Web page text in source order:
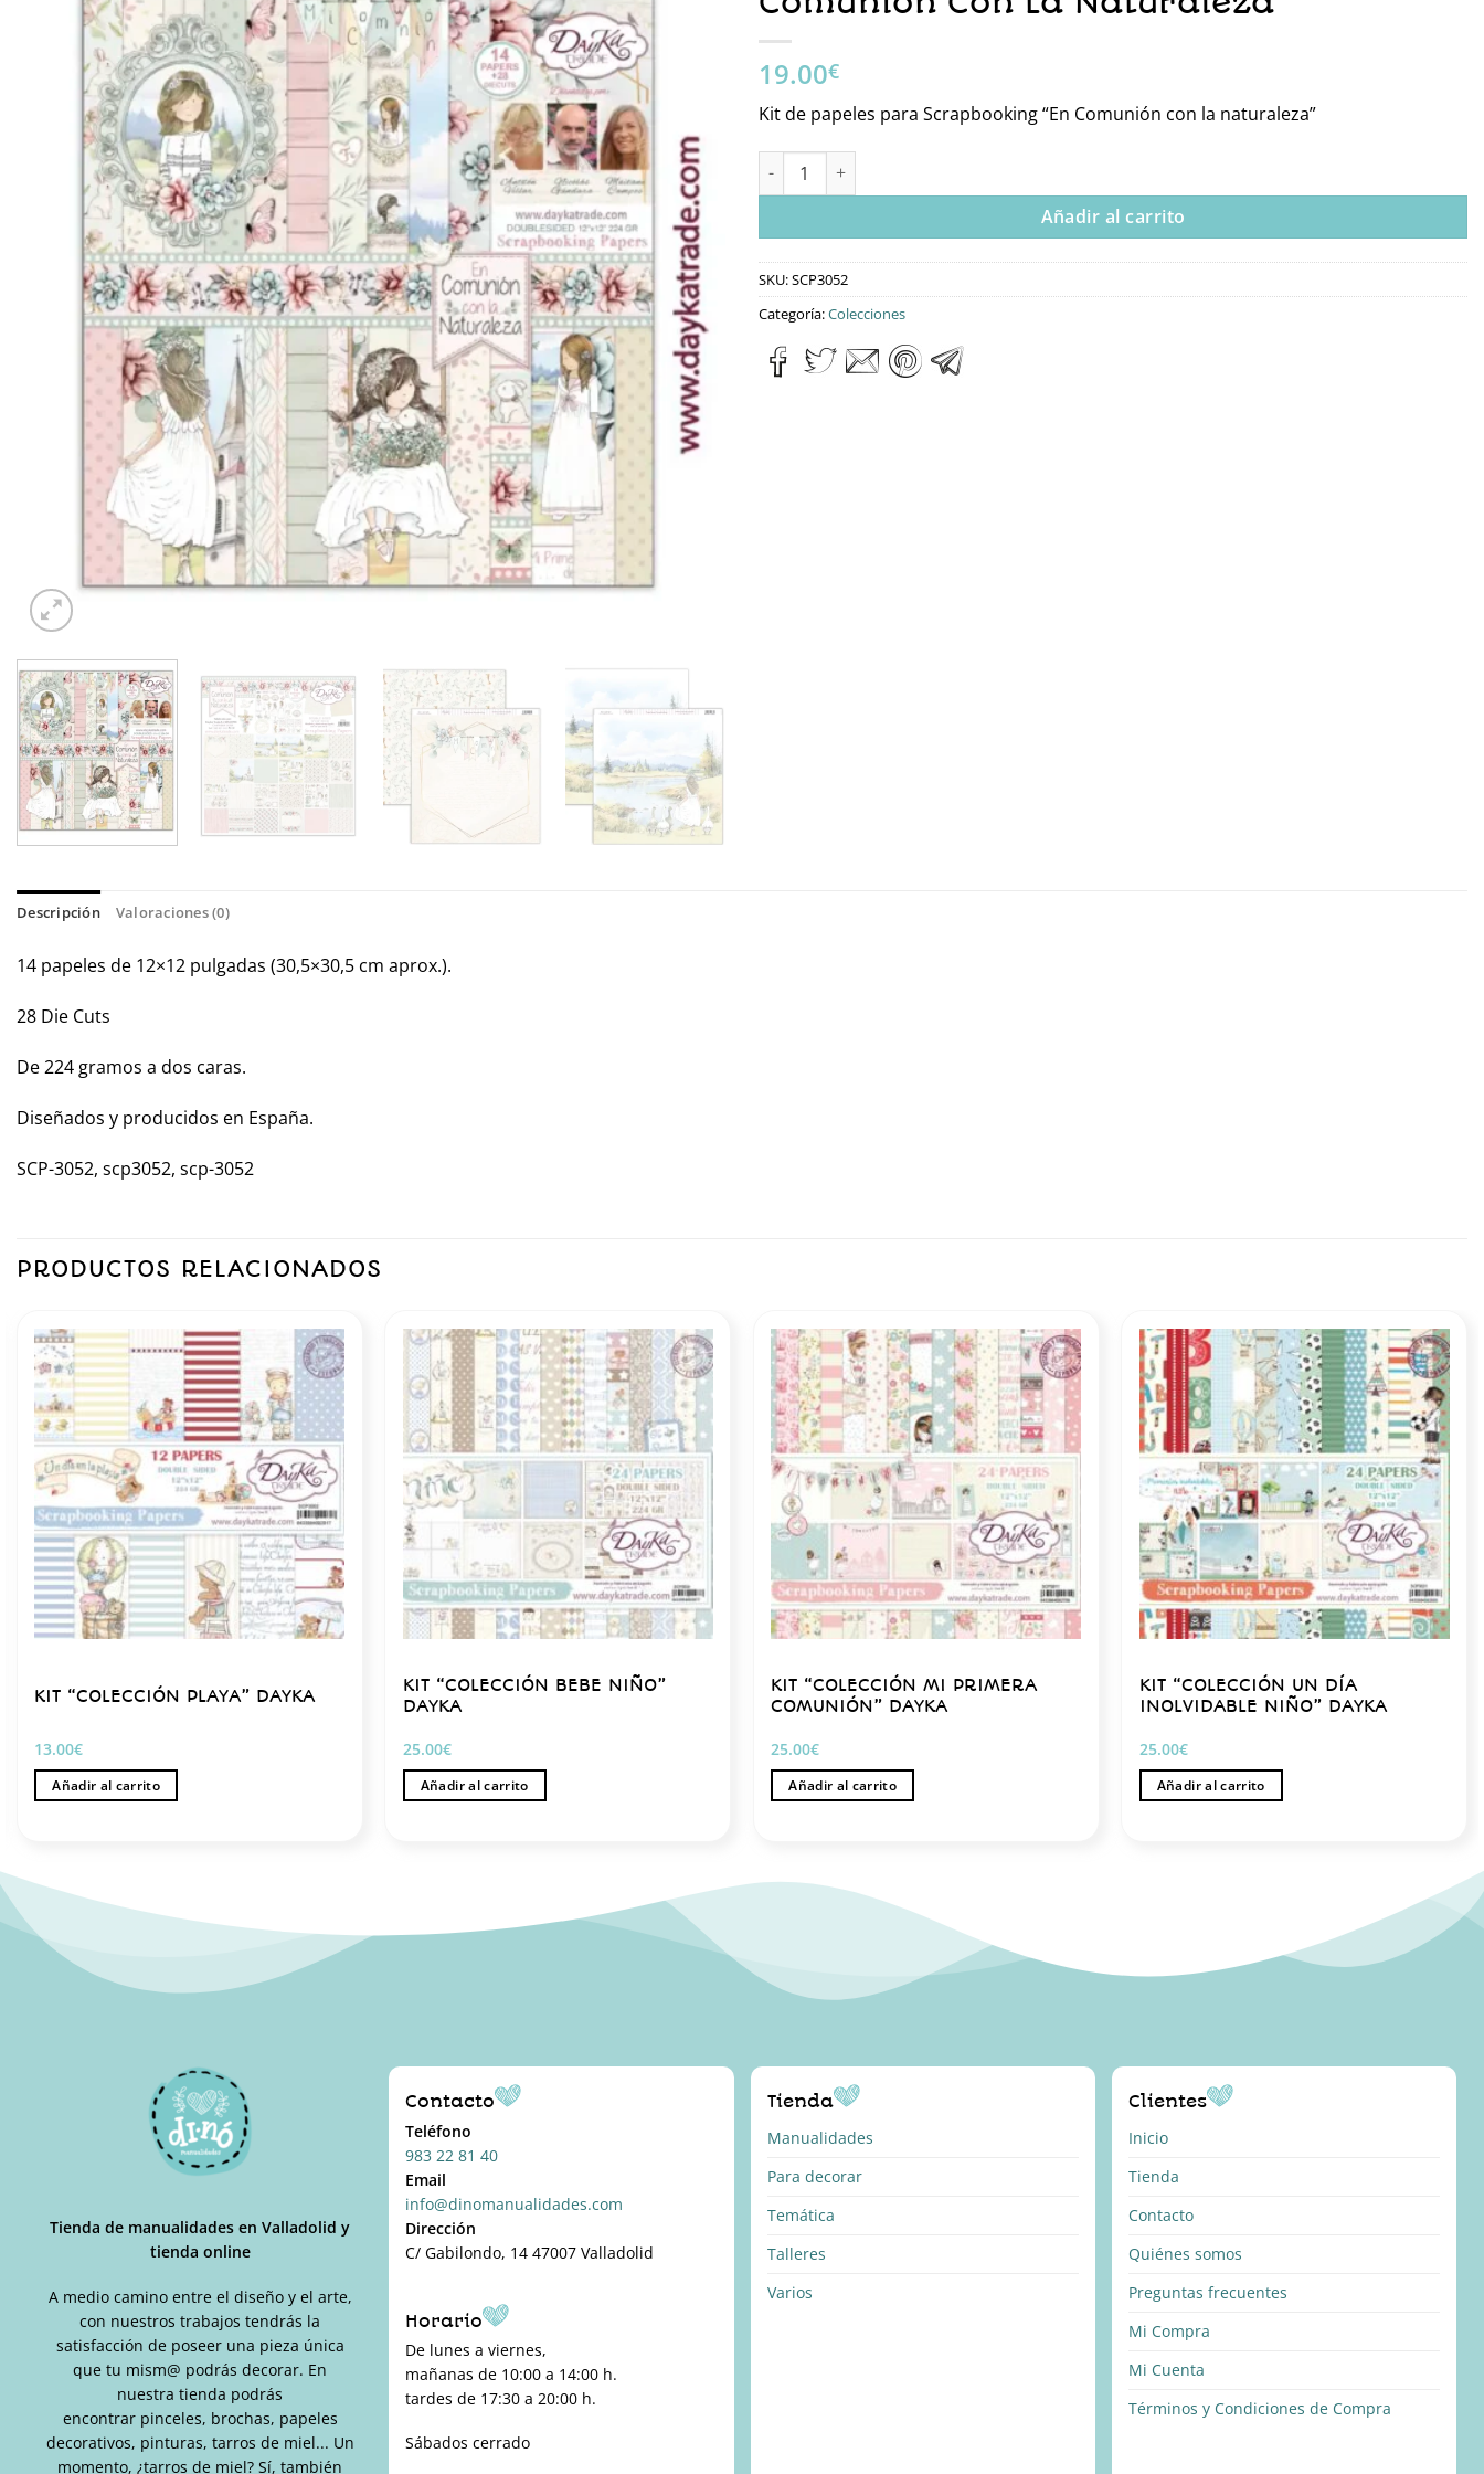
19.00€
Kit de papeles para Scrapbooking “En Comunión con la naturaleza”
SCP3052 Kit Scrap Colección “En Comunión Con La Naturaleza” cantidad
Añadir al carrito
SKU:SCP3052
Categoría:Colecciones
Descripción Valoraciones (0)
14 papeles de 12×12 pulgadas (30,5×30,5 cm aprox.).
28 Die Cuts
De 224 gramos a dos caras.
Diseñados y producidos en España.
SCP-3052, scp3052, scp-3052
PRODUCTOS RELACIONADOS
KIT “COLECCIÓN PLAYA” DAYKA
13.00€
Añadir al carrito
KIT “COLECCIÓN BEBE NIÑO”
DAYKA
25.00€
Añadir al carrito
KIT “COLECCIÓN MI PRIMERA
COMUNIÓN” DAYKA
25.00€
Añadir al carrito
KIT “COLECCIÓN UN DÍA
INOLVIDABLE NIÑO” DAYKA
25.00€
Añadir al carrito
Tienda de manualidades en Valladolid y
tienda online
A medio camino entre el diseño y el arte,
con nuestros trabajos tendrás la
satisfacción de poseer una pieza única
que tu mism@ podrás decorar. En
nuestra tienda podrás
encontrar pinceles, brochas, papeles
decorativos, pinturas, tarros de miel... Un
momento, ¿tarros de miel? Sí, también
Contacto
Teléfono
983 22 81 40
Email
info@dinomanualidades.com
Dirección
C/ Gabilondo, 14 47007 Valladolid
Horario
De lunes a viernes,
mañanas de 10:00 a 14:00 h.
tardes de 17:30 a 20:00 h.
Sábados cerrado
Tienda
Manualidades
Para decorar
Temática
Talleres
Varios
Clientes
Inicio
Tienda
Contacto
Quiénes somos
Preguntas frecuentes
Mi Compra
Mi Cuenta
Términos y Condiciones de Compra